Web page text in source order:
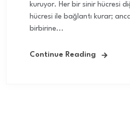
kuruyor. Her bir sinir hücresi
hücresi ile bağlantı kurar;
birbirine...
Continue Reading